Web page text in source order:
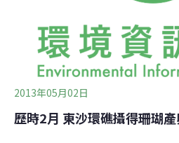
這些分株培育的軸孔珊瑚，在第
2013年05月02日
歷時2月 東沙環礁攝得珊瑚